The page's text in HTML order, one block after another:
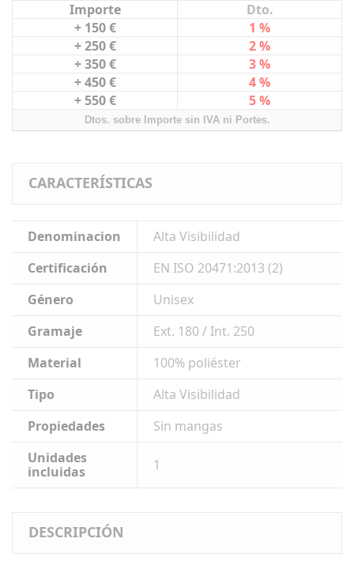
Importe
Dto.
+ 150 €
1 %
+ 250 €
2 %
+ 350 €
3 %
+ 450 €
4 %
+ 550 €
5 %
Dtos. sobre Importe sin IVA ni Portes.
CARACTERÍSTICAS
Denominacion
Alta Visibilidad
Certificación
EN ISO 20471:2013 (2)
Género
Unisex
Gramaje
Ext. 180 / Int. 250
Material
100% poliéster
Tipo
Alta Visibilidad
Propiedades
Sin mangas
Unidades
incluidas
1
DESCRIPCIÓN